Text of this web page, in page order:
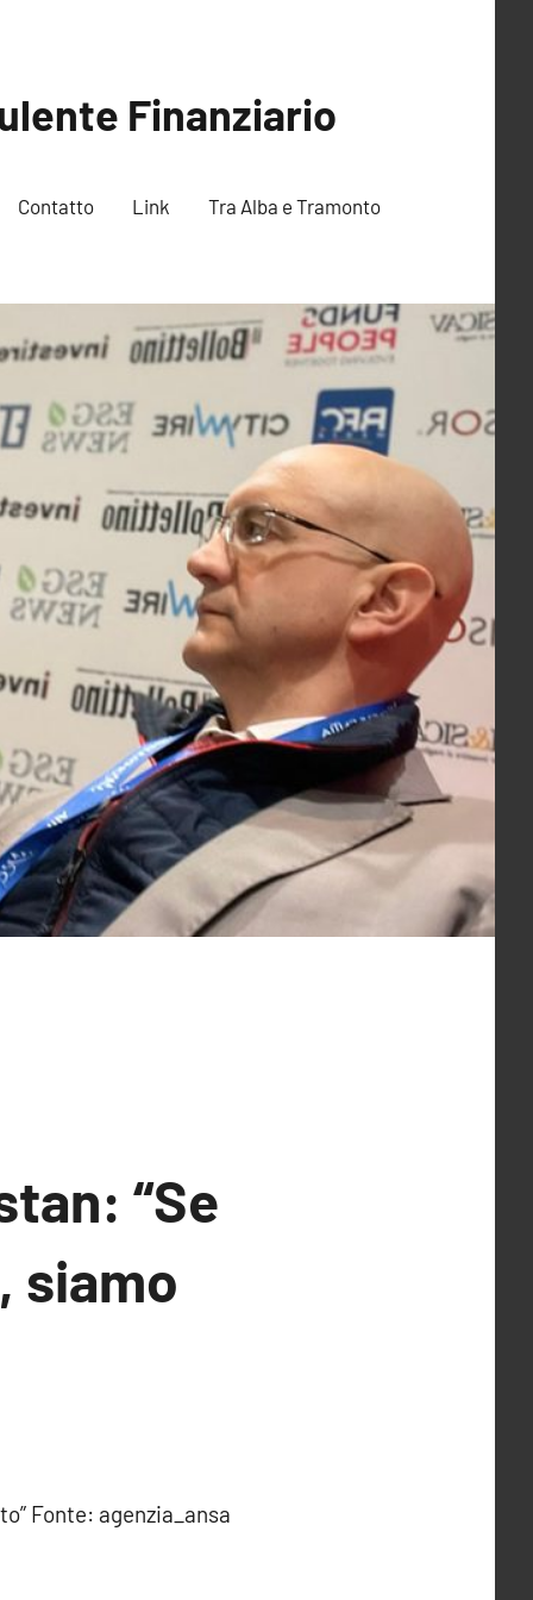
Finanziario
Contatto Link Tra Alba e Tramonto
“Se
siamo
Fonte: agenzia_ansa